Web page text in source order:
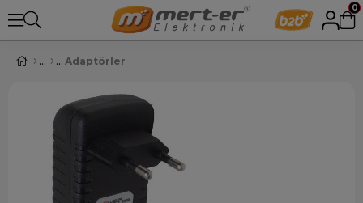
0
Adaptörler